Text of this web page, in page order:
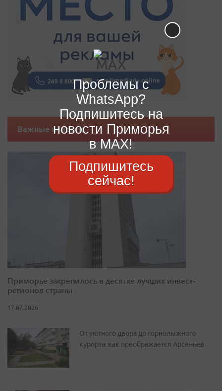
Важные новости
Приморье закрепилось в десятке лучших инвест-
регионов страны
17.07.2026
От уютного двора до горнолыжного
курорта: как преображается Арсеньев
Проблемы с
WhatsApp?
Подпишитесь на
новости Приморья
в MAX!
Подпишитесь
сейчас!